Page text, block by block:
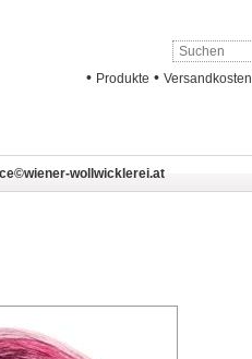
• Produkte • Versandkosten
wollwicklerei.at